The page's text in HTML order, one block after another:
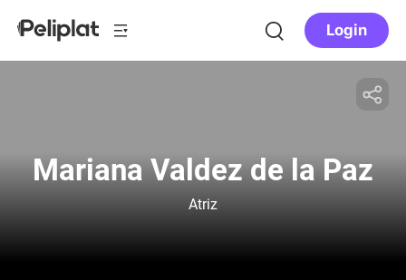
Login
Mariana Valdez de la Paz
Atriz